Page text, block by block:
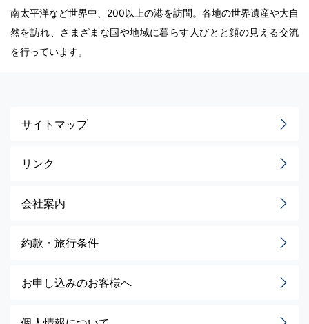
南太平洋など世界中、200以上の港を訪問。各地の世界遺産や大自
然を訪れ、さまざまな国や地域に暮らす人びとと顔の見える交流
を行っています。
サイトマップ
リンク
会社案内
約款・旅行条件
お申し込みのお客様へ